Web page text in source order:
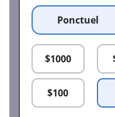
Ponctuel
$1000
$100